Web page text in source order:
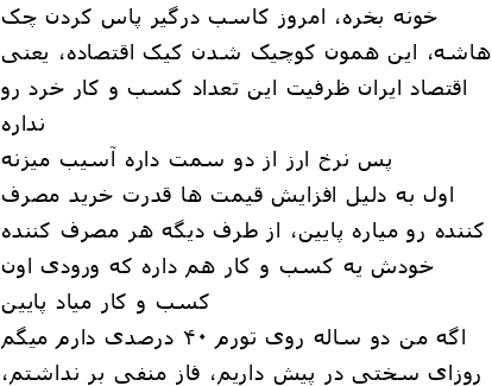
خونه بخره، امروز کاسب درگیر پاس کردن چک
هاشه، این همون کوچیک شدن کیک اقتصاده، یعنی
اقتصاد ایران ظرفیت این تعداد کسب و کار خرد رو
نداره
پس نرخ ارز از دو سمت داره آسیب میزنه
اول به دلیل افزایش قیمت ها قدرت خرید مصرف
کننده رو میاره پایین، از طرف دیگه هر مصرف کننده
خودش یه کسب و کار هم داره که ورودی اون
کسب و کار میاد پایین
اگه من دو ساله روی تورم ۴۰ درصدی دارم میگم
روزای سختی در پیش داریم، فاز منفی بر نداشتم،